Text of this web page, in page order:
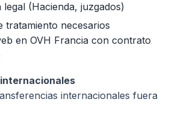
(Hacienda, juzgados)
tratamiento necesarios
en OVH Francia con contrato
internacionales fuera